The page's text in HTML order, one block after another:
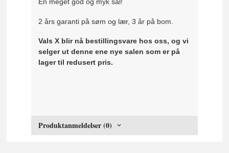
En meget god og myk sal!
2 års garanti på søm og lær, 3 år på bom.
Vals X blir nå bestillingsvare hos oss, og vi
selger ut denne ene nye salen som er på
lager til redusert pris.
Produktanmeldelser (0)